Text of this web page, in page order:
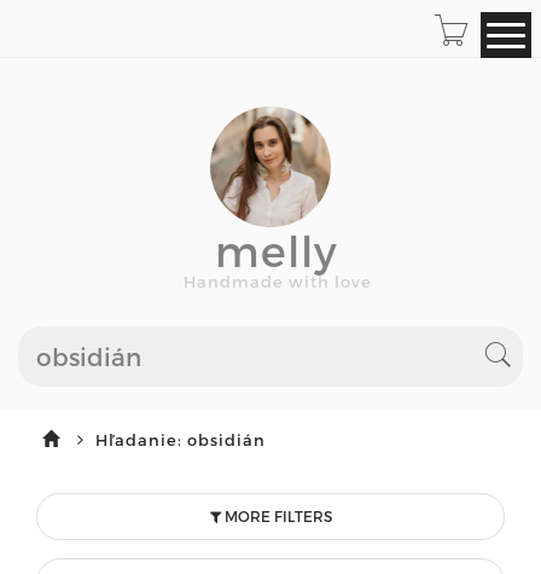
melly
Handmade with love
Hľadanie: obsidián
MORE FILTERS